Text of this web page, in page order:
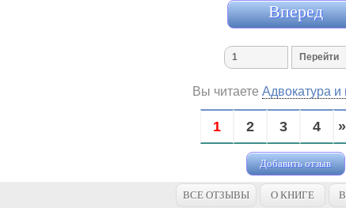
Вперед
Вы читаете Адвокатура и
1 2 3 4
Добавить отзыв
ВСЕ ОТЗЫВЫ О КНИГЕ